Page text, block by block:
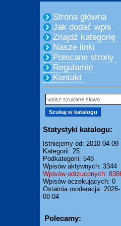
Strona główna
Jak dodać wpis
Znajdź kategorię
Nasze linki
Polecane strony
Regulamin
Kontakt
Statystyki katalogu:
Istniejemy od: 2010-04-09
Kategorii: 25
Podkategorii: 548
Wpisów aktywnych: 3344
Wpisów odrzuconych:
Wpisów oczekujących: 0
Ostatnia moderacja: 2026-
08-04
Polecamy: